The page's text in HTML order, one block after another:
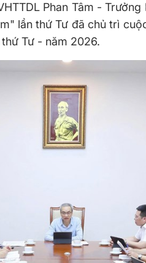
Phan Tâm -
lần thứ Tư đã chủ trì
Tư - năm 2026.